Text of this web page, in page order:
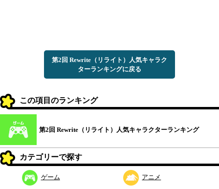
第2回 Rewrite（リライト）人気キャラク
ターランキングに戻る
この項目のランキング
第2回 Rewrite（リライト）人気キャラクターランキング
カテゴリーで探す
ゲーム アニメ